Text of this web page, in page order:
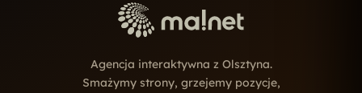
Agencja interaktywna z Olsztyna.
Smażymy strony, grzejemy pozycje,